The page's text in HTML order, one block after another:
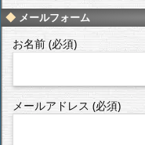
メールフォーム
お名前 (必須)
メールアドレス (必須)